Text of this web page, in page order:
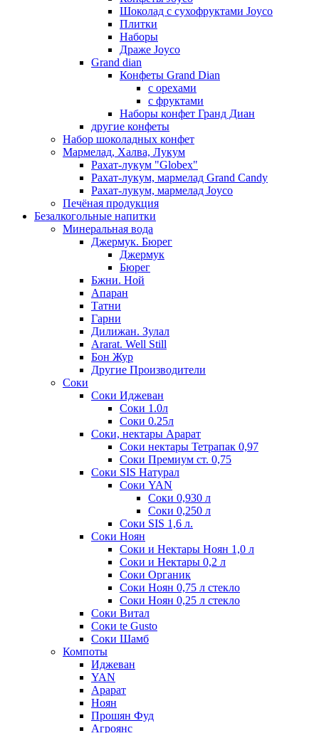
Шоколад с сухофруктами Joyco
Плитки
Наборы
Драже Joyco
Grand dian
Конфеты Grand Dian
с орехами
с фруктами
Наборы конфет Гранд Диан
другие конфеты
Набор шоколадных конфет
Мармелад, Халва, Лукум
Рахат-лукум "Globex"
Рахат-лукум, мармелад Grand Candy
Рахат-лукум, мармелад Joyco
Печёная продукция
Безалкогольные напитки
Минеральная вода
Джермук. Бюрег
Джермук
Бюрег
Бжни. Ной
Апаран
Татни
Гарни
Дилижан. Зулал
Ararat. Well Still
Бон Жур
Другие Производители
Соки
Соки Иджеван
Соки 1.0л
Соки 0.25л
Соки, нектары Арарат
Соки нектары Тетрапак 0,97
Соки Премиум ст. 0,75
Соки SIS Натурал
Соки YAN
Соки 0,930 л
Соки 0,250 л
Соки SIS 1,6 л.
Соки Ноян
Соки и Нектары Ноян 1,0 л
Соки и Нектары 0,2 л
Соки Органик
Соки Ноян 0,75 л стекло
Соки Ноян 0,25 л стекло
Соки Витал
Соки te Gusto
Соки Шамб
Компоты
Иджеван
YAN
Арарат
Ноян
Прошян Фуд
Агроянс